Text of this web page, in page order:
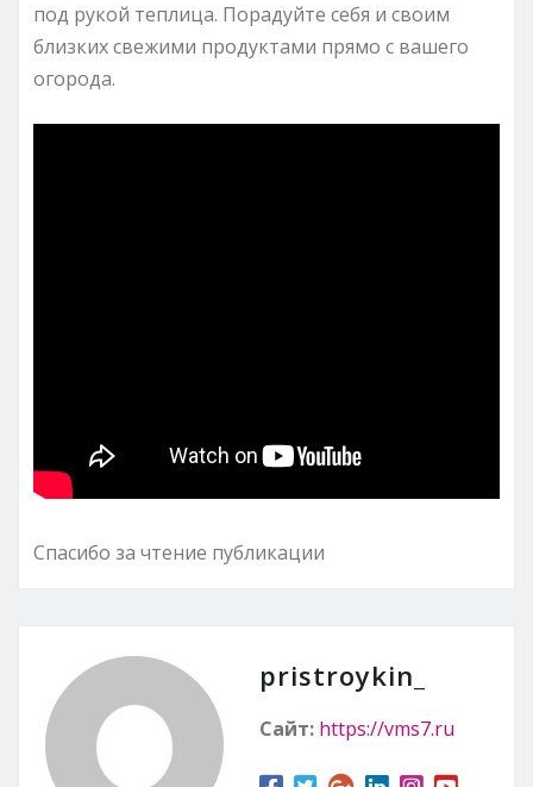
под рукой теплица. Порадуйте себя и своим
близких свежими продуктами прямо с вашего
огорода.
Спасибо за чтение публикации
pristroykin_
Сайт: https://vms7.ru